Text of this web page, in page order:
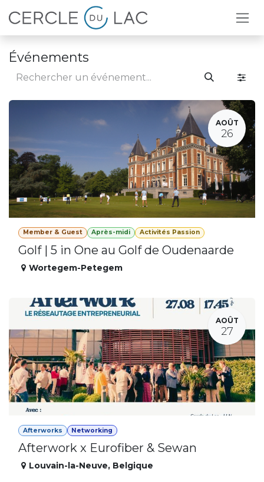
Se rendre au contenu
Événements
AOÛT
26
Member & Guest Après-midi Activités Passion
Golf | 5 in One au Golf de Oudenaarde
Wortegem-Petegem
AOÛT
27
Afterworks Networking
Afterwork x Eurofiber & Sewan
Louvain-la-Neuve, Belgique